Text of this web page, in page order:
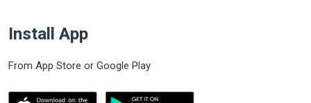
Install App
From App Store or Google Play